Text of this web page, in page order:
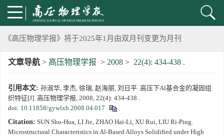
2024年上海光源同步辐射大压机实验技术培训班通知
《高压物理学报》将于2025年1月由双月刊变更为月刊
动载下材料物性机器学习与高通量研究专刊征稿启事
《高压物理学报》第二届青年编委会招募启事
文章导航 > 高压物理学报 > 2008 > 22(4): 434-438 .
引用本文: 孙淑华, 李杰, 徐瑞, 赵海丽, 刘日平. 高压下Al基合金的凝固组
织特征[J]. 高压物理学报, 2008, 22(4): 434-438 .
doi: 10.11858/gywlxb.2008.04.017
Citation: SUN Shu-Hua, LI Jie, ZHAO Hai-Li, XU Rui, LIU Ri-Ping.
Microstructural Characteristics in Al-Based Alloys Solidified under High